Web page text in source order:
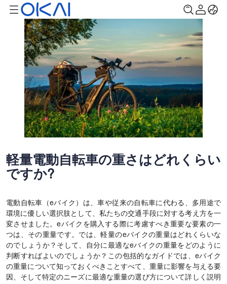
軽量電動自転車の重さはどれくらい
ですか?
電動自転車（eバイク）は、車や従来の自転車に代わる、多用途で
環境に優しい選択肢として、私たちの交通手段に対する考え方を一
変させました。eバイクを購入する際に考慮すべき重要な要素の一
つは、その重量です。では、軽量のeバイクの重量はどれくらいな
のでしょうか？そして、自分に最適なeバイクの重量をどのように
判断すればよいのでしょうか？この包括的なガイドでは、eバイク
の重量について知っておくべきことすべて、重量に影響を与える要
因、そして特定のニーズに最適な重量の選び方について詳しく説明